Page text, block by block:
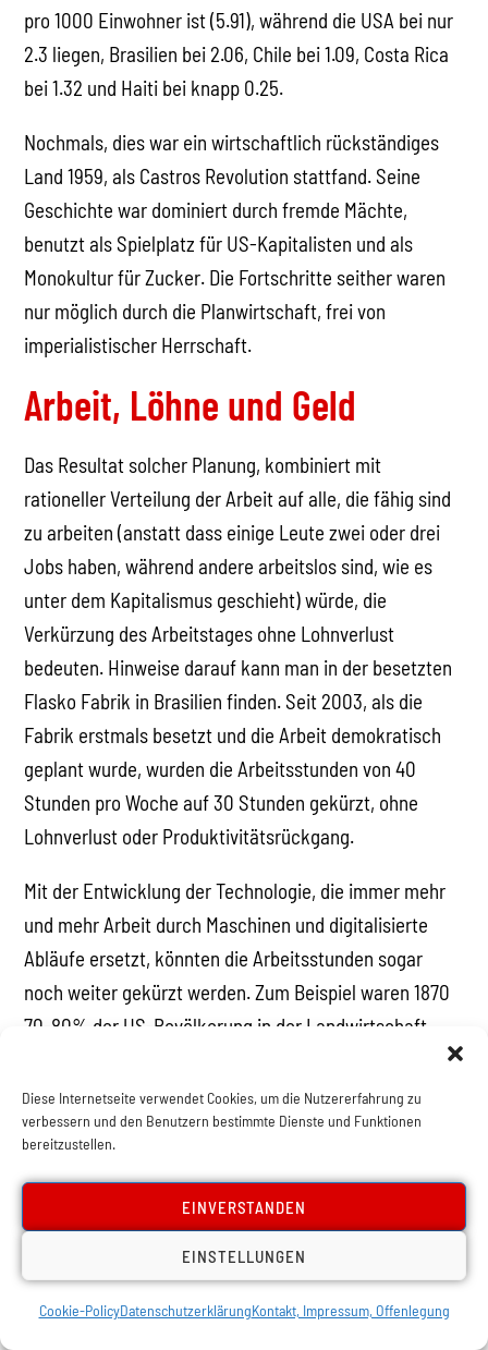
Diese Internetseite verwendet Cookies, um die Nutzererfahrung zu
verbessern und den Benutzern bestimmte Dienste und Funktionen
bereitzustellen.
EINVERSTANDEN
EINSTELLUNGEN
Cookie-PolicyDatenschutzerklärungKontakt, Impressum, Offenlegung
pro 1000 Einwohner ist (5.91), während die USA bei nur
2.3 liegen, Brasilien bei 2.06, Chile bei 1.09, Costa Rica
bei 1.32 und Haiti bei knapp 0.25.
Nochmals, dies war ein wirtschaftlich rückständiges
Land 1959, als Castros Revolution stattfand. Seine
Geschichte war dominiert durch fremde Mächte,
benutzt als Spielplatz für US-Kapitalisten und als
Monokultur für Zucker. Die Fortschritte seither waren
nur möglich durch die Planwirtschaft, frei von
imperialistischer Herrschaft.
Arbeit, Löhne und Geld
Das Resultat solcher Planung, kombiniert mit
rationeller Verteilung der Arbeit auf alle, die fähig sind
zu arbeiten (anstatt dass einige Leute zwei oder drei
Jobs haben, während andere arbeitslos sind, wie es
unter dem Kapitalismus geschieht) würde, die
Verkürzung des Arbeitstages ohne Lohnverlust
bedeuten. Hinweise darauf kann man in der besetzten
Flasko Fabrik in Brasilien finden. Seit 2003, als die
Fabrik erstmals besetzt und die Arbeit demokratisch
geplant wurde, wurden die Arbeitsstunden von 40
Stunden pro Woche auf 30 Stunden gekürzt, ohne
Lohnverlust oder Produktivitätsrückgang.
Mit der Entwicklung der Technologie, die immer mehr
und mehr Arbeit durch Maschinen und digitalisierte
Abläufe ersetzt, könnten die Arbeitsstunden sogar
noch weiter gekürzt werden. Zum Beispiel waren 1870
70-80% der US-Bevölkerung in der Landwirtschaft
beschäftigt, während es heute nur 2% sind. Aber trotz
dem Rückgang der Beschäftigten in der
Landwirtschaft, hat sich der Ertrag gewaltig erhöht.
Zum Beispiel: die durchschnittliche Menge an Milch, die
pro Kuh produziert wird, erhöhte sich von 5’314 Pfund
auf 18’201 Pfund pro Jahr (+242%); der